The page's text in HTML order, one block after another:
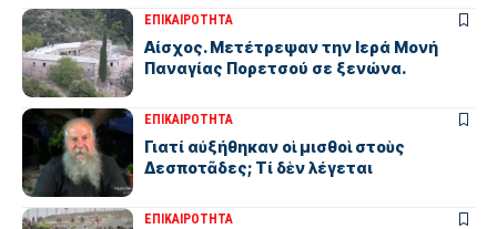
ΕΠΙΚΑΙΡΟΤΗΤΑ
Αίσχος. Μετέτρεψαν την Ιερά Μονή
Παναγίας Πορετσού σε ξενώνα.
ΕΠΙΚΑΙΡΟΤΗΤΑ
Γιατί αὐξήθηκαν οἱ μισθοὶ στοὺς
Δεσποτᾶδες; Τί δὲν λέγεται
ΕΠΙΚΑΙΡΟΤΗΤΑ